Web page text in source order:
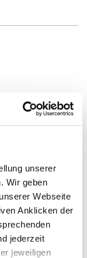
unserer
Wir geben
Webseite
Anklicken der
jederzeit
jeweiligen
Euregio